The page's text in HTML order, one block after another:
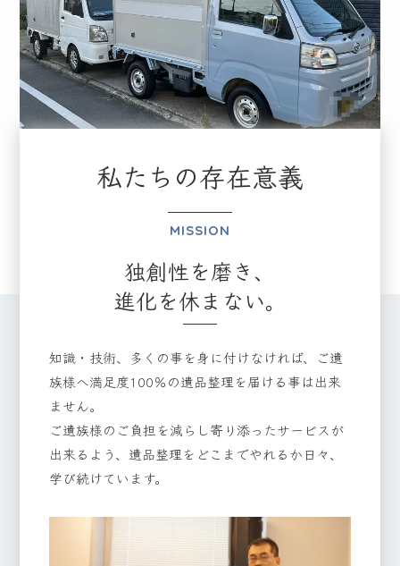
私たちの存在意義
MISSION
独創性を磨き、
進化を休まない。
知識・技術、多くの事を身に付けなければ、ご遺
族様へ満足度100％の遺品整理を届ける事は出来
ません。
ご遺族様のご負担を減らし寄り添ったサービスが
出来るよう、遺品整理をどこまでやれるか日々、
学び続けています。